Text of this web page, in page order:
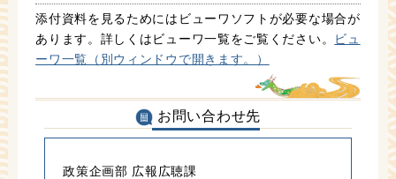
添付資料を見るためにはビューワソフトが必要な場合が
あります。詳しくはビューワ一覧をご覧ください。
ビュ
ーワ一覧（別ウィンドウで開きます。）
お問い合わせ先
政策企画部 広報広聴課